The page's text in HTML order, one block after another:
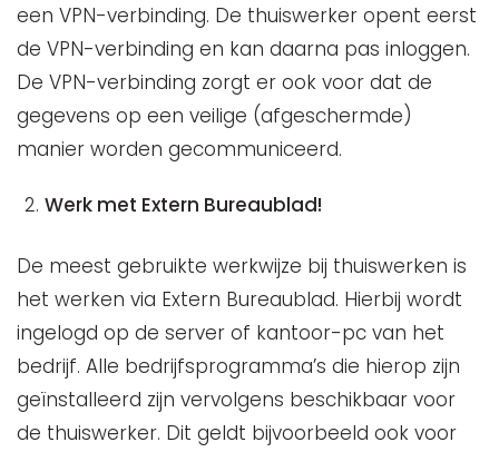
een VPN-verbinding. De thuiswerker opent eerst
de VPN-verbinding en kan daarna pas inloggen.
De VPN-verbinding zorgt er ook voor dat de
gegevens op een veilige (afgeschermde)
manier worden gecommuniceerd.
Werk met Extern Bureaublad!
De meest gebruikte werkwijze bij thuiswerken is
het werken via Extern Bureaublad. Hierbij wordt
ingelogd op de server of kantoor-pc van het
bedrijf. Alle bedrijfsprogramma’s die hierop zijn
geïnstalleerd zijn vervolgens beschikbaar voor
de thuiswerker. Dit geldt bijvoorbeeld ook voor